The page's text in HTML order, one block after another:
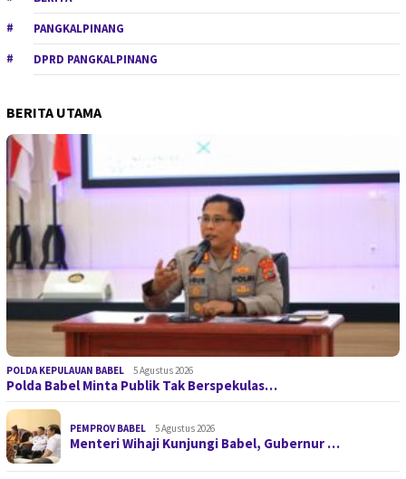
PANGKALPINANG
DPRD PANGKALPINANG
BERITA UTAMA
POLDA KEPULAUAN BABEL 5 Agustus 2026
Polda Babel Minta Publik Tak Berspekulas…
PEMPROV BABEL 5 Agustus 2026
Menteri Wihaji Kunjungi Babel, Gubernur …